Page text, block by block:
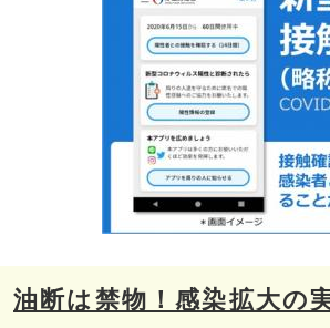
油断は禁物！感染拡大の